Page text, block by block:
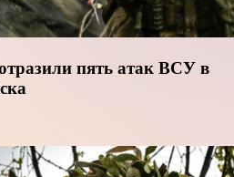
пять атак ВСУ в